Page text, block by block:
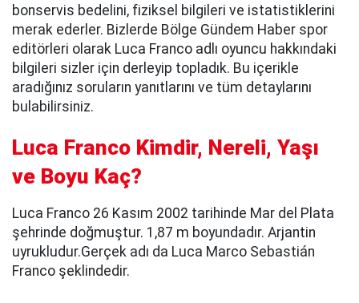
bonservis bedelini, fiziksel bilgileri ve istatistiklerini
merak ederler. Bizlerde Bölge Gündem Haber spor
editörleri olarak Luca Franco adlı oyuncu hakkındaki
bilgileri sizler için derleyip topladık. Bu içerikle
aradığınız soruların yanıtlarını ve tüm detaylarını
bulabilirsiniz.
Luca Franco Kimdir, Nereli, Yaşı
ve Boyu Kaç?
Luca Franco 26 Kasım 2002 tarihinde Mar del Plata
şehrinde doğmuştur. 1,87 m boyundadır. Arjantin
uyrukludur.Gerçek adı da Luca Marco Sebastián
Franco şeklindedir.